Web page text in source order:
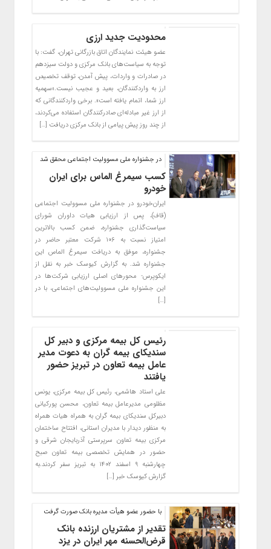
محدودیت جدید ارزی
عضو هیئت نمایندگان اتاق بازرگانی تهران، گفت: با
توجه به سیاست‌های بانک مرکزی و دولت سیزدهم
در صادرات و واردات، پیش آمدن، ‌توقف تخصیص
ارز به واردکنندگان، بعید و عجیب نیست.«سهمیه
ارز شما، اتمام یافته است». برخی واردکنندگانی که
از ارز غیر مبادله‌ای صادرکنندگان استفاده می‌کردند،
از چند روز پیش پیامی از بانک مرکزی دریافت […]
در جشنواره ملی مسوولیت اجتماعی محقق شد
کسب سیمرغ الماس برای ایران
خودرو
ایران‌خودرو در جشنواره ملی مسوولیت اجتماعی
(قاف)، پس از ارزیابی هیات داوران شورای
سیاست‌گذاری جشنواره، ضمن کسب بالاترین
امتیاز نسبت به ۱۰۶ شرکت معتبر حاضر در
جشنواره، موفق به دریافت سیمرغ الماس این
جشنواره شد. به گزارش کیوسک خبر به نقل از
ایکوپرس- محورهای اصلی ارزیابی شرکت‌ها در
این جشنواره ملی مسوولیت‌های اجتماعی، با در
[…]
رئیس کل بیمه مرکزی و دبیر کل
سندیکای بیمه گران به دعوت مدیر
عامل بیمه تعاون در تبریز حضور
یافتند
علی استاد هاشمی، رئیس کل بیمه مرکزی، یونس
مظلومی مدیرعامل بیمه تعاون، محسن پورکیانی
دبیرکل سندیکای بیمه گران به همراه هیات همراه
به منظور دیدار با مدیران استانی، افتتاح ساختمان
مرکزی بیمه تعاون سرپرستی آذربایجان شرقی و
حضور در همایش تخصصی بیمه تعاون صبح
چهارشنبه ۹ اسفند ۱۴۰۲ به تبریز سفر کردند.به
گزارش کیوسک خبر […]
با حضور عضو هیأت مدیره بانک صورت گرفت
تقدیر از مشتریان ارزنده بانک
قرض‌الحسنه مهر ایران در یزد